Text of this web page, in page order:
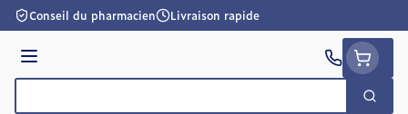
Aller au contenu
Conseil du pharmacien Livraison rapide
Menu